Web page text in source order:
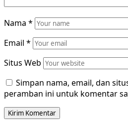
Nama *
Email *
Situs Web
Simpan nama, email, dan
peramban ini untuk komentar